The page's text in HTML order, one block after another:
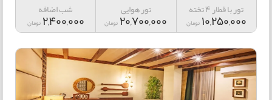
تور با قطار 4 تخته
10,250,000 تومان
تور هوایی
20,700,000 تومان
شب اضافه
2,400,000 تومان